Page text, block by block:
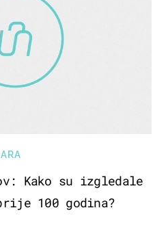
Kako su izgledale
100 godina?